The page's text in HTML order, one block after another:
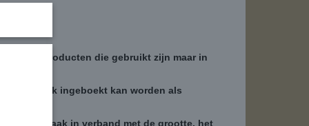
zijn producten die gebruikt zijn maar in
zakelijk ingeboekt kan worden als
vaak in verband met de grootte, het